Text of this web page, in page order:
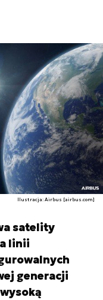
Ilustracja: Airbus [airbus.com]
satelity
linii
generacji